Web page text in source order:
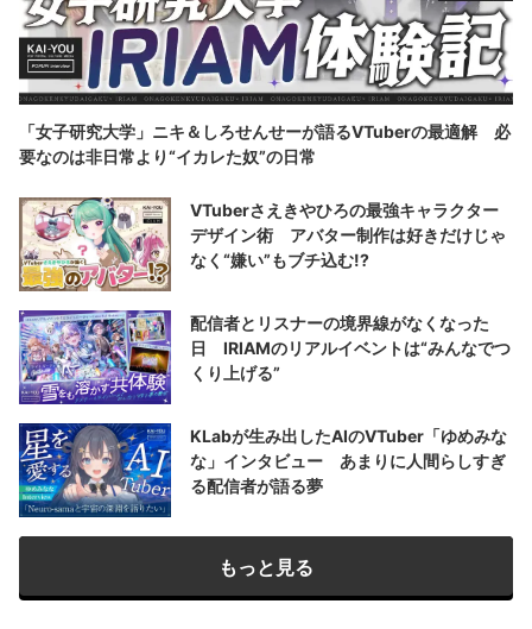
「女子研究大学」ニキ＆しろせんせーが語るVTuberの最適解 必
要なのは非日常より“イカレた奴”の日常
VTuberさえきやひろの最強キャラクター
デザイン術 アバター制作は好きだけじゃ
なく“嫌い”もブチ込む!?
配信者とリスナーの境界線がなくなった
日 IRIAMのリアルイベントは“みんなでつ
くり上げる”
KLabが生み出したAIのVTuber「ゆめみな
な」インタビュー あまりに人間らしすぎ
る配信者が語る夢
もっと見る